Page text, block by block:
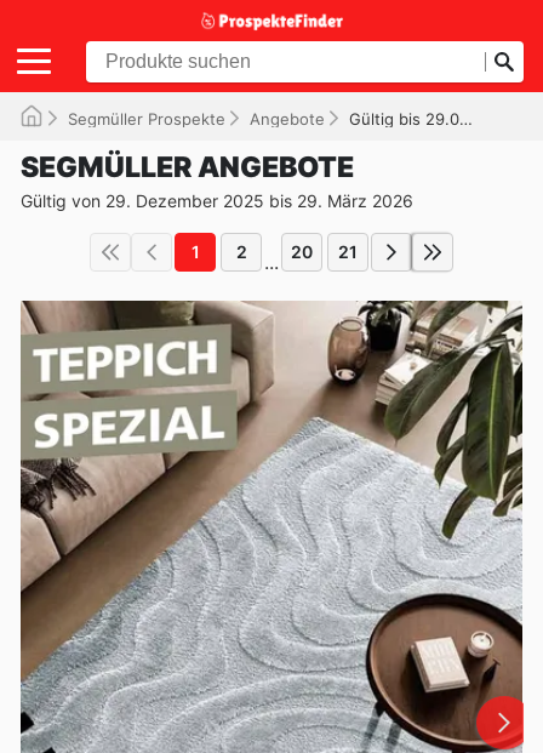
Segmüller Prospekte Angebote Gültig bis 29.03.2026
SEGMÜLLER ANGEBOTE
Gültig von 29. Dezember 2025 bis 29. März 2026
1 2 ... 20 21